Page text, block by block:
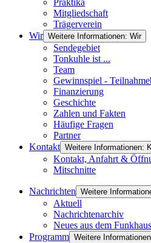
Praktika
Mitgliedschaft
Trägerverein
Wir Weitere Informationen: Wir
Sendegebiet
Tonkuhle ist ...
Team
Gewinnspiel -
Finanzierung
Geschichte
Zahlen und Fakten
Häufige Fragen
Partner
Kontakt Weitere Informationen:
Kontakt, Anfahrt &
Mitschnitte
Nachrichten Weitere
Aktuell
Nachrichtenarchiv
Neues aus dem Funkhaus
Programm Weitere